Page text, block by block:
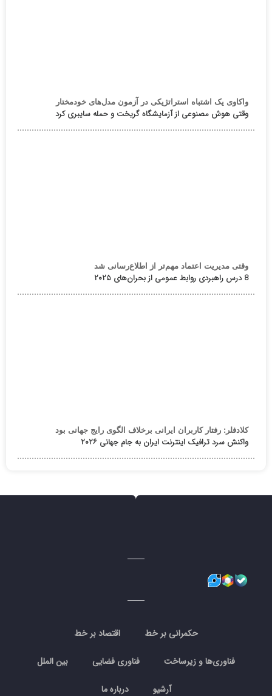
واکاوی یک اشتباه استراتژیکی در آزمون مدل‌های خودمختار
وقتی هوش مصنوعی از آزمایشگاه گریخت و حمله سایبری کرد
وقتی مدیریت اعتماد مهم‌تر از اطلاع‌رسانی شد
8 درس راهبردی روابط عمومی از بحران‌های ۲۰۲۵
کلادفلر: رفتار کاربران ایرانی برخلاف الگوی رایج جهانی بود
واکنش سرد ترافیک اینترنت ایران به جام جهانی ۲۰۲۶
حکمرانی بر خط اقتصاد بر خط
فناوری‌ها و زیرساخت فناوری فضایی بین الملل
آرشیو درباره ما